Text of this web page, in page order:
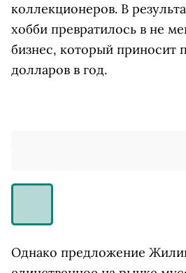
коллекционеров. В
хобби превратилось в не
бизнес, который приносит
долларов в год.
Однако предложение